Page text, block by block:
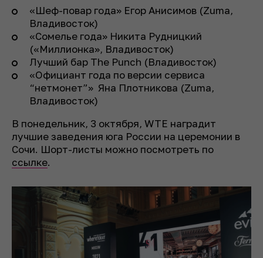
«Шеф-повар года» Егор Анисимов (Zuma,
Владивосток)
«Сомелье года» Никита Рудницкий
(«Миллионка», Владивосток)
Лучший бар The Punch (Владивосток)
«Официант года по версии сервиса
“нетмонет”» Яна Плотникова (Zuma,
Владивосток)
В понедельник, 3 октября, WTE наградит
лучшие заведения юга России на церемонии в
Сочи. Шорт-листы можно посмотреть по
ссылке.